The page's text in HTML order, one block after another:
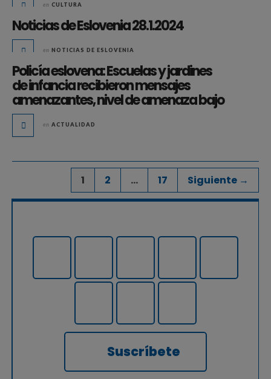
en CULTURA
Noticias de Eslovenia 28.1.2024
en NOTICIAS DE ESLOVENIA
Policía eslovena: Escuelas y jardines
de infancia recibieron mensajes
amenazantes, nivel de amenaza bajo
en ACTUALIDAD
1 2 … 17 Siguiente →
Suscríbete